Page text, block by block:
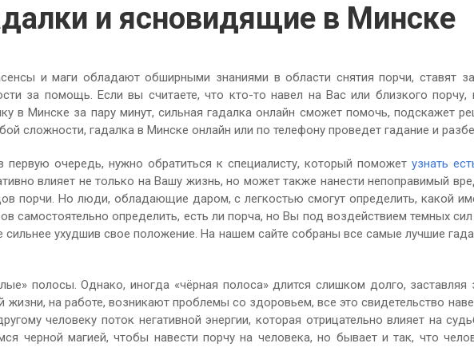
и ясновидящие в Минске
и маги обладают обширными знаниями в области снятия порчи, ставят
за помощь. Если вы считаете, что кто-то навел на Вас или близкого
в Минске за пару минут, сильная гадалка онлайн сможет помочь, подскажет
сложности, гадалка в Минске онлайн или по телефону проведет гадание и
очередь, нужно обратиться к специалисту, который поможет узнать
влияет не только на Вашу жизнь, но может также нанести непоправимый
порчи. Но люди, обладающие даром, с легкостью смогут определить, какой
самостоятельно определить, есть ли порча, но Вы под воздействием темных
ухудшив свое положение. На нашем сайте собраны все самые лучшие
полосы. Однако, иногда «чёрная полоса» длится слишком долго, заставляя
жизни, на работе, возникают проблемы со здоровьем, все это свидетельство
человеку поток негативной энергии, которая отрицательно влияет на
черной магией, чтобы навести порчу на человека, но бывает и так, что